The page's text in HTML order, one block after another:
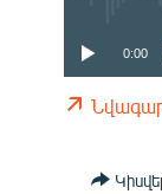
0:00
Կիսվել